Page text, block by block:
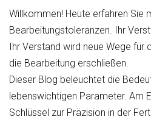
Willkommen! Heute erfahren Sie
Bearbeitungstoleranzen. Ihr
Ihr Verstand wird neue Wege für
die Bearbeitung erschließen.
Dieser Blog beleuchtet die
lebenswichtigen Parameter. Am
Schlüssel zur Präzision in der